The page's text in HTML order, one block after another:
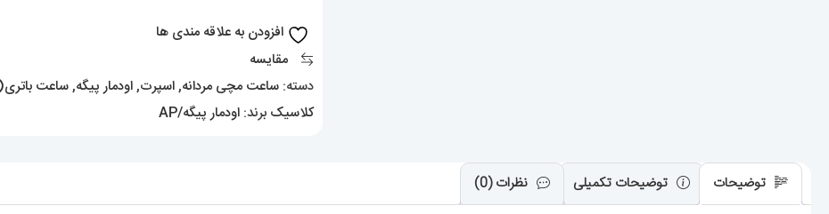
AUDEMARS
PIGUET
0976
افزودن به علاقه مندی ها
مقایسه
دسته: ساعت مچی مردانه,اسپرت,اودمار پیگه,ساعت
کلاسیک برند: اودمار پیگه/AP
توضیحات توضیحات تکمیلی نظرات (0)